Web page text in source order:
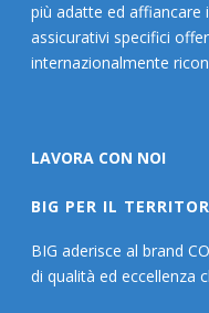
più adatte ed affiancare
assicurativi specifici
internazionalmente
LAVORA CON NOI
BIG PER IL
BIG aderisce al brand
di qualità ed eccellenza